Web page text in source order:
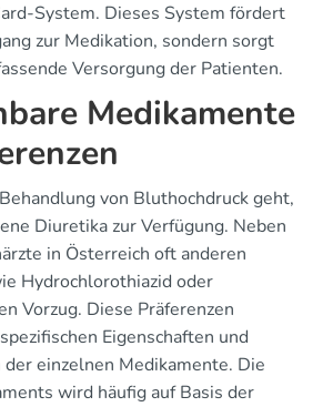
System. Dieses System fördert
zur Medikation, sondern sorgt
Versorgung der Patienten.
Medikamente
von Bluthochdruck geht,
Diuretika zur Verfügung. Neben
in Österreich oft anderen
Hydrochlorothiazid oder
Vorzug. Diese Präferenzen
Eigenschaften und
einzelnen Medikamente. Die
wird häufig auf Basis der